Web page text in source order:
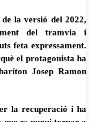
la versió del 2022,
del tramvia i
feta expressament.
el protagonista ha
Josep Ramon
la recuperació i ha